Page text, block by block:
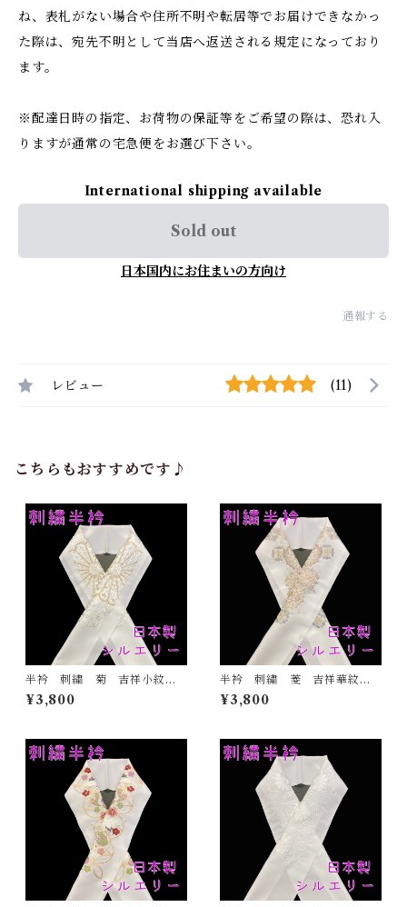
ね、表札がない場合や住所不明や転居等でお届けできなかっ
た際は、宛先不明として当店へ返送される規定になっており
ます。
※配達日時の指定、お荷物の保証等をご希望の際は、恐れ入
りますが通常の宅急便をお選び下さい。
International shipping available
Sold out
日本国内にお住まいの方向け
通報する
レビュー (11)
こちらもおすすめです♪
半衿 刺繍 菊 吉祥小紋
金 白地 シルエリー 新合
繊 日本製 刺繍衿 和装小
¥3,800
半衿 刺繍 菱 吉祥華紋
白地 シルエリー 新合繊
日本製 刺繍衿 和装小物
¥3,800